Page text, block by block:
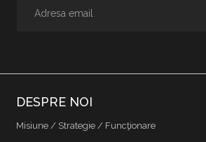
DESPRE NOI
Misiune / Strategie / Funcţionare